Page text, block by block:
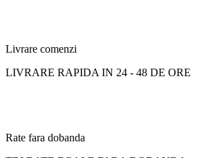
Livrare comenzi
LIVRARE RAPIDA IN 24 - 48 DE ORE
Rate fara dobanda